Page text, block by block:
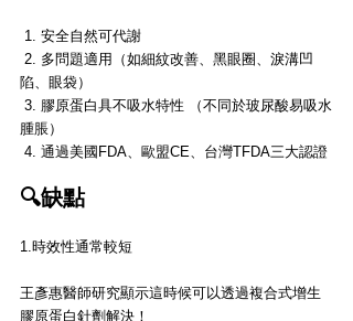
1. 安全自然可代謝
陷、眼袋）
腫脹）
4. 通過美國FDA、歐盟CE、台灣TFDA三大認證
🔍缺點
1.時效性通常較短
王彥惠醫師研究顯示這時候可以透過複合式增生
膠原蛋白針劑解決！